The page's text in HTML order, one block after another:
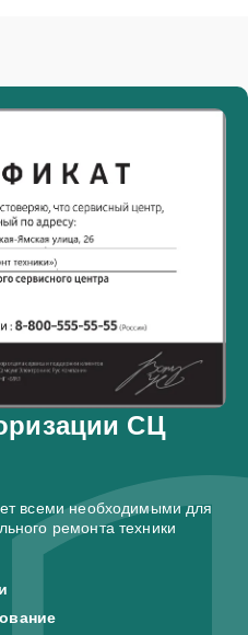
СЦ
всеми необходимыми для
ремонта техники